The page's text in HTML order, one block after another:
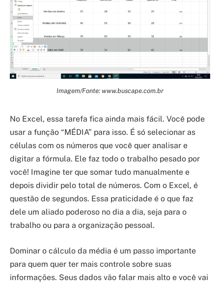
Imagem/Fonte: www.buscape.com.br
No Excel, essa tarefa fica ainda mais fácil. Você pode
usar a função “MÉDIA” para isso. É só selecionar as
células com os números que você quer analisar e
digitar a fórmula. Ele faz todo o trabalho pesado por
você! Imagine ter que somar tudo manualmente e
depois dividir pelo total de números. Com o Excel, é
questão de segundos. Essa praticidade é o que faz
dele um aliado poderoso no dia a dia, seja para o
trabalho ou para a organização pessoal.
Dominar o cálculo da média é um passo importante
para quem quer ter mais controle sobre suas
informações. Seus dados vão falar mais alto e você vai